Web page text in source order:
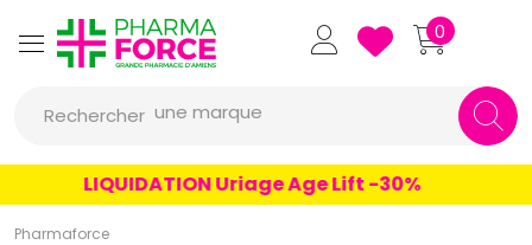
Pharmaforce Grande Pharmacie
0
Rechercher
une marque
un conseil
un produit
une marque
LIQUIDATION Uriage Age Lift -30%
Pharmaforce